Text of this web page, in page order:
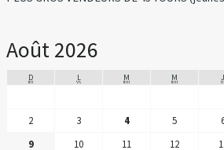
Août 2026
D L M M J
2
3 4 5
9
10 11 12